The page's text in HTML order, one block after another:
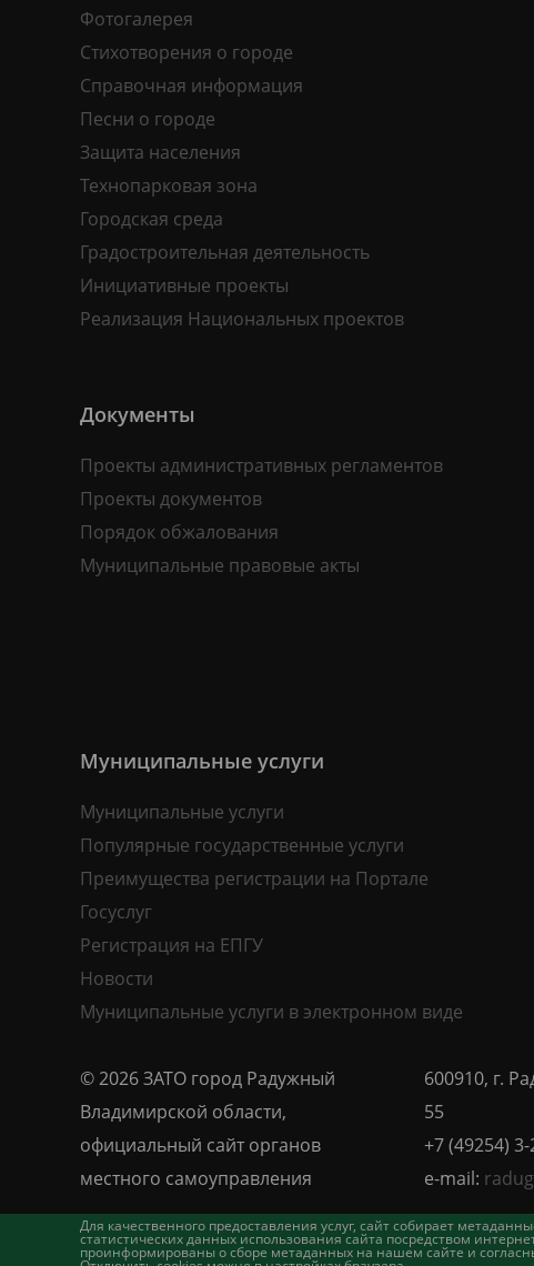
Для качественного предоставления услуг, сайт собирает
статистических данных использования сайта посредством
проинформированы о сборе метаданных на нашем сайте и
Фотогалерея
Стихотворения о городе
Справочная информация
Песни о городе
Защита населения
Технопарковая зона
Городская среда
Градостроительная деятельность
Инициативные проекты
Реализация Национальных проектов
Документы
Проекты административных регламентов
Проекты документов
Порядок обжалования
Муниципальные правовые акты
Муниципальные услуги
Муниципальные услуги
Популярные государственные услуги
Преимущества регистрации на Портале
Госуслуг
Регистрация на ЕПГУ
Новости
Муниципальные услуги в электронном виде
© 2026 ЗАТО город Радужный
Владимирской области,
официальный сайт органов
местного самоуправления
600910, г.
55
+7 (49254)
e-mail: